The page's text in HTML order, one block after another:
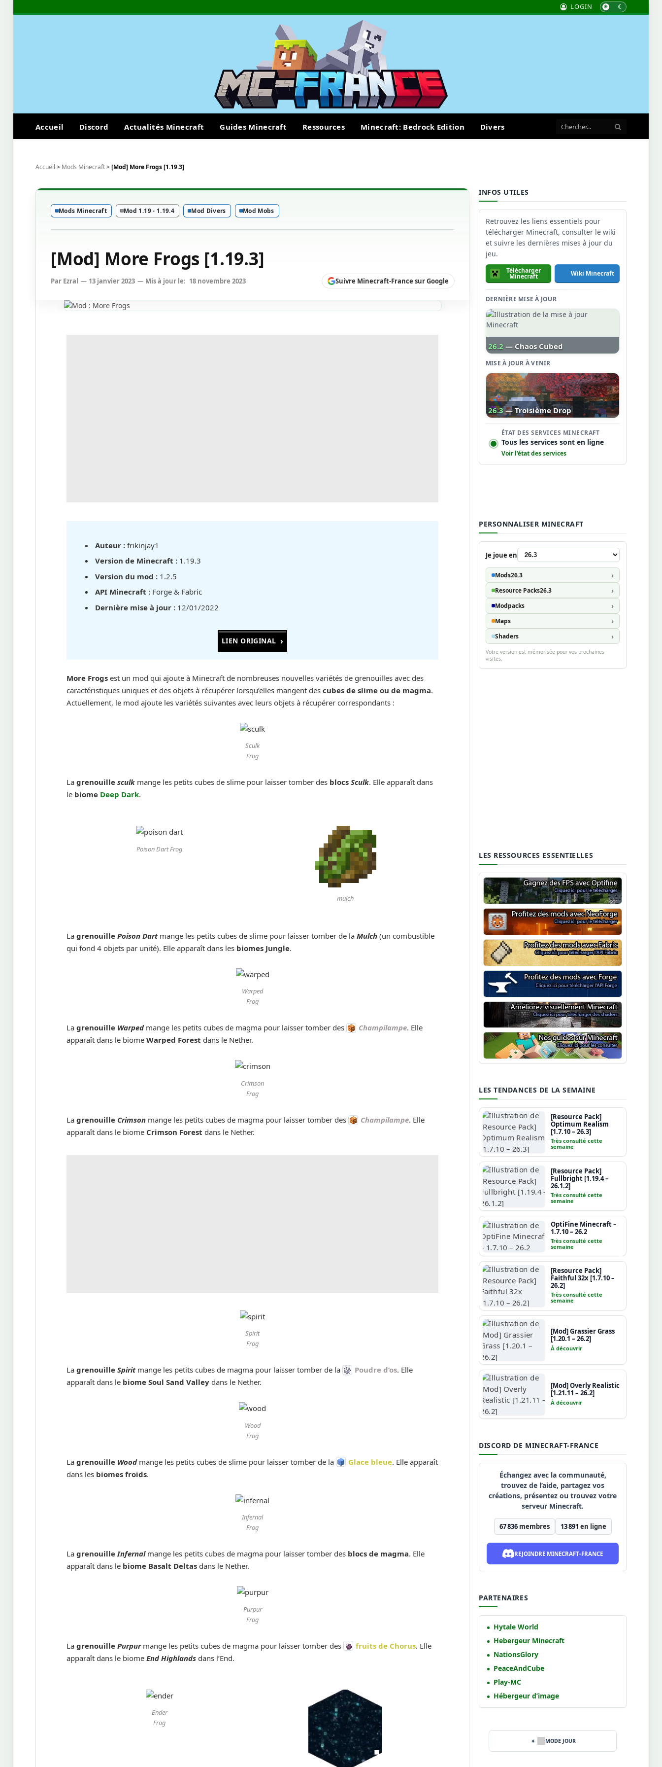
LOGIN
Accueil Discord Actualités Minecraft Guides Minecraft Ressources Minecraft: Bedrock Edition Divers
Accueil > Mods Minecraft>[Mod] More Frogs [1.19.3]
Mods Minecraft Mod 1.19 - 1.19.4 Mod Divers Mod Mobs
[Mod] More Frogs [1.19.3]
Par Ezral 13 janvier 2023 Mis à jour le: 18 novembre 2023 Suivre Minecraft-France sur Google
Auteur : frikinjay1
Version de Minecraft : 1.19.3
Version du mod : 1.2.5
API Minecraft : Forge & Fabric
Dernière mise à jour : 12/01/2022
LIEN ORIGINAL
More Frogs est un mod qui ajoute à Minecraft de nombreuses nouvelles variétés de grenouilles avec des
caractéristiques uniques et des objets à récupérer lorsqu’elles mangent descubes de slime ou de magma.
Actuellement, le mod ajoute les variétés suivantes avec leurs objets à récupérer correspondants :
Sculk
Frog
Lagrenouillesculk mange les petits cubes de slime pour laisser tomber des blocsSculk. Elle apparaît dans
le biome Deep Dark.
Poison Dart Frog
mulch
LagrenouillePoison Dartmange les petits cubes de slime pour laisser tomber de la Mulch (un combustible
qui fond 4 objets par unité). Elle apparaît dans les biomes Jungle.
Warped
Frog
Lagrenouille Warpedmange les petits cubes de magma pour laisser tomber des Champilampe. Elle
apparaît dans le biomeWarped Forest dans le Nether.
Crimson
Frog
Lagrenouille Crimson mange les petits cubes de magma pour laisser tomber des Champilampe. Elle
apparaît dans le biome Crimson Forest dans le Nether.
Spirit
Frog
LagrenouilleSpiritmange les petits cubes de magma pour laisser tomber de la Poudre d’os. Elle
apparaît dans le biome Soul Sand Valley dans le Nether.
Wood
Frog
Lagrenouille Woodmange les petits cubes de slime pour laisser tomber de la Glace bleue. Elle apparaît
dans les biomes froids.
Infernal
Frog
LagrenouilleInfernalmange les petits cubes de magma pour laisser tomber des blocs de magma. Elle
apparaît dans le biome Basalt Deltas dans le Nether.
Purpur
Frog
LagrenouillePurpurmange les petits cubes de magma pour laisser tomber des fruits de Chorus. Elle
apparaît dans le biomeEnd Highlands dans l’End.
Ender
Frog
INFOS UTILES
Retrouvez les liens essentiels pour
télécharger Minecraft, consulter le wiki
et suivre les dernières mises à jour du
jeu.
Télécharger
Minecraft Wiki Minecraft
DERNIÈRE MISE À JOUR
26.2 — Chaos Cubed
MISE À JOUR À VENIR
26.3 — Troisième Drop
ÉTAT DES SERVICES MINECRAFT
Tous les services sont en ligne
Voir l’état des services
PERSONNALISER MINECRAFT
Je joue en
Mods26.3
Resource Packs26.3
Modpacks
Maps
Shaders
Votre version est mémorisée pour vos prochaines
visites.
LES RESSOURCES ESSENTIELLES
Optifine
NeoForge
Minecraft Fabric
Minecraft Forge
Shaders Minecraft
Guide Minecraft
LES TENDANCES DE LA SEMAINE
[Resource Pack]
Optimum Realism
[1.7.10 – 26.3]
Très consulté cette
semaine
[Resource Pack]
Fullbright [1.19.4 –
26.1.2]
Très consulté cette
semaine
OptiFine Minecraft –
1.7.10 – 26.2
Très consulté cette
semaine
[Resource Pack]
Faithful 32x [1.7.10 –
26.2]
Très consulté cette
semaine
[Mod] Grassier Grass
[1.20.1 – 26.2]
À découvrir
[Mod] Overly Realistic
[1.21.11 – 26.2]
À découvrir
DISCORD DE MINECRAFT-FRANCE
Échangez avec la communauté,
trouvez de l’aide, partagez vos
créations, présentez ou trouvez votre
serveur Minecraft.
67 836membres 13 891 en ligne
REJOINDRE MINECRAFT-FRANCE
PARTENAIRES
Hytale World
Hebergeur Minecraft
NationsGlory
PeaceAndCube
Play-MC
Hébergeur d’image
MODE JOUR